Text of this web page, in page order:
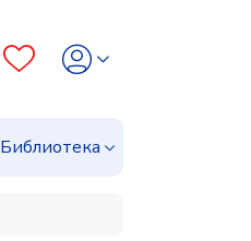
Библиотека